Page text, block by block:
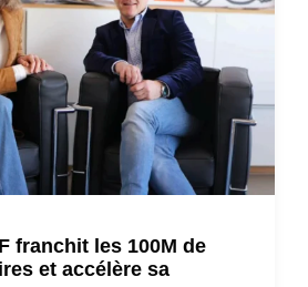
franchit les 100M de
et accélère sa